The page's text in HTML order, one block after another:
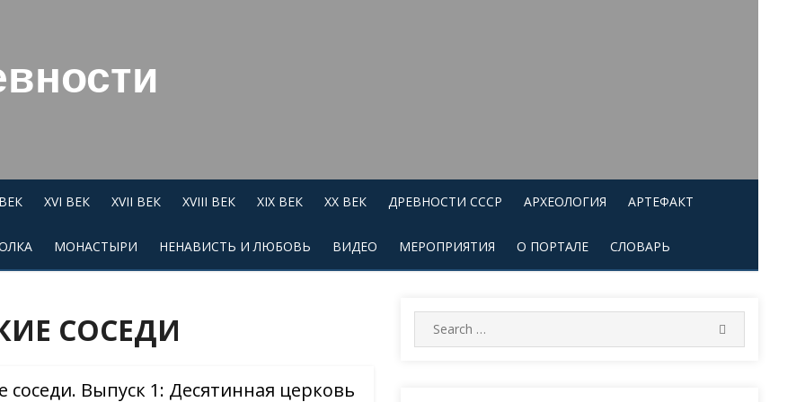
XVI ВЕК XVII ВЕК XVIII ВЕК XIX ВЕК XX ВЕК ДРЕВНОСТИ СССР АРХЕОЛОГИЯ АРТЕФАКТ
МОНАСТЫРИ НЕНАВИСТЬ И ЛЮБОВЬ ВИДЕО МЕРОПРИЯТИЯ О ПОРТАЛЕ СЛОВАРЬ
СОСЕДИ
соседи. Выпуск 1: Десятинная церковь
Search
for: